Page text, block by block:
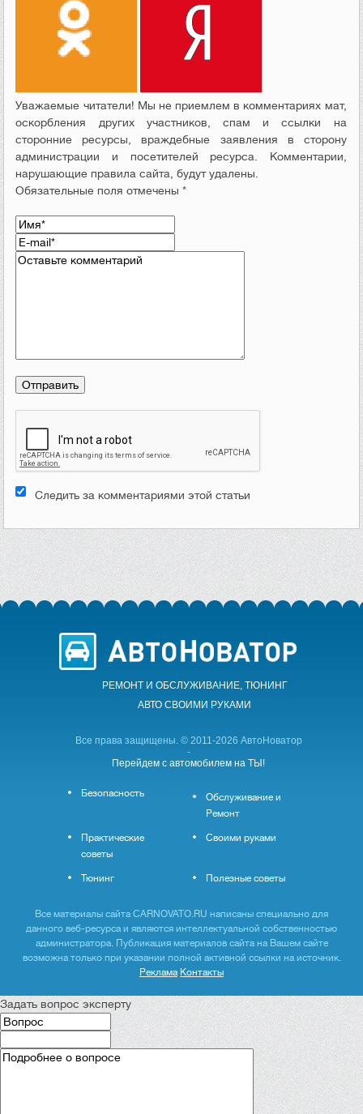
Уважаемые читатели! Мы не приемлем в комментариях мат,
оскорбления других участников, спам и ссылки на
сторонние ресурсы, враждебные заявления в сторону
администрации и посетителей ресурса. Комментарии,
нарушающие правила сайта, будут удалены.
Обязательные поля отмечены *
Следить за комментариями этой статьи
РЕМОНТ И ОБСЛУЖИВАНИЕ, ТЮНИНГ
АВТО CВОИМИ РУКАМИ
Все права защищены. © 2011-2026 АвтоНоватор
-
Перейдем с автомобилем на ТЫ!
Безопасность
Обслуживание и
Ремонт
Практические
советы
Своими руками
Тюнинг Полезные советы
Все материалы сайта CARNOVATO.RU написаны специально для
данного веб-ресурса и являются интеллектуальной собственностью
администратора. Публикация материалов сайта на Вашем сайте
возможна только при указании полной активной ссылки на источник.
Реклама Контакты
Задать вопрос эксперту